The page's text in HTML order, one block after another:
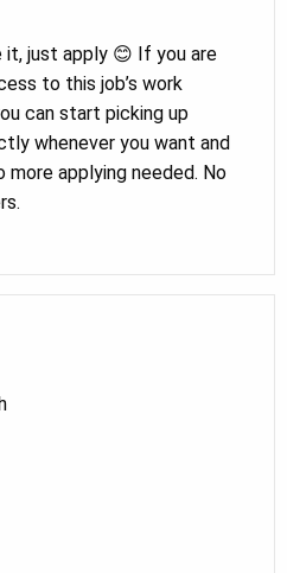
it, just apply 😊 If you are
to this job’s work
can start picking up
whenever you want and
more applying needed. No